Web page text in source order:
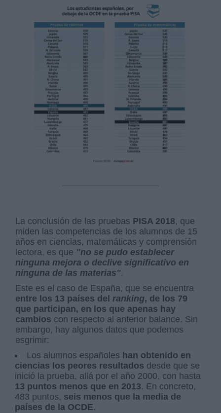
La conclusión de las pruebas PISA 2018, que
miden las competencias de los alumnos de 15
años en ciencias, matemáticas y comprensión
lectora, es que "no se pudo establecer
ninguna mejora o declive significativo en
ninguna de las materias".
Este es el caso de España, que se encuentra
entre los 13 países delranking, de los 79
que participan, en los que apenas hay
cambios con respecto al anterior balance. Sin
embargo, hay algunos datos que podemos
esgrimir:
Los alumnos españoles han obtenido en
ciencias los peores resultados desde que se
inició la prueba, allá por el año 2000, con hasta
13 puntos menos que en 2013. En concreto,
483 puntos, seis menos que la media de
países de la OCDE.